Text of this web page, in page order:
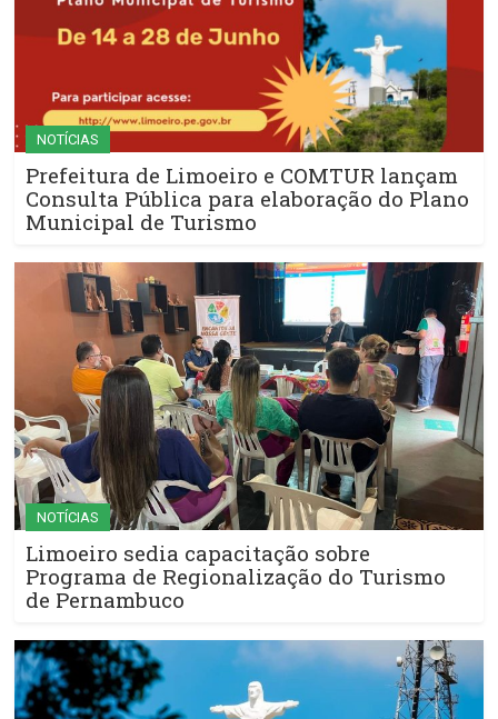
NOTÍCIAS
Prefeitura de Limoeiro e COMTUR lançam
Consulta Pública para elaboração do Plano
Municipal de Turismo
NOTÍCIAS
Limoeiro sedia capacitação sobre
Programa de Regionalização do Turismo
de Pernambuco